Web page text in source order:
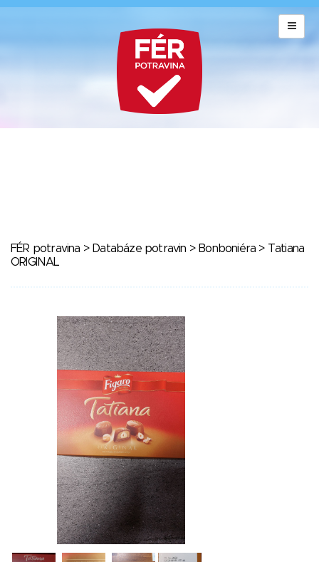
FÉR potravina > Databáze potravin > Bonboniéra > Tatiana
ORIGINAL